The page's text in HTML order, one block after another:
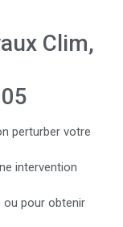
Clim,
perturber votre
intervention
ou pour obtenir